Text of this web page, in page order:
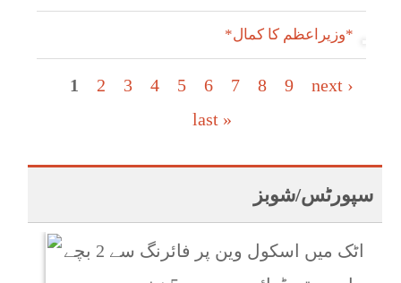
*وزیراعظم کا کمال*
Pages
1 2 3 4 5 6 7 8 9
next ›
last »
سپورٹس/شوبز